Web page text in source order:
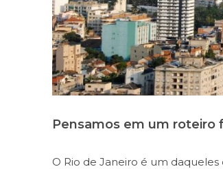
Pensamos em um roteiro
O Rio de Janeiro é um